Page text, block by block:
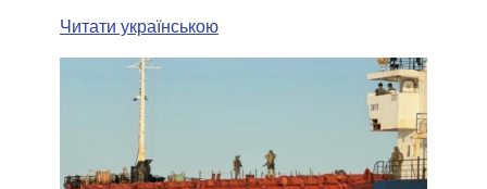
Читати українською